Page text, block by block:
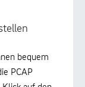
bequem
PCAP